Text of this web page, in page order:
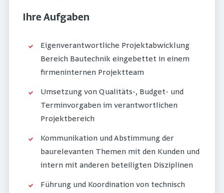
Ihre Aufgaben
Eigenverantwortliche Projektabwicklung
Bereich Bautechnik eingebettet in einem
firmeninternen Projektteam
Umsetzung von Qualitäts-, Budget- und
Terminvorgaben im verantwortlichen
Projektbereich
Kommunikation und Abstimmung der
baurelevanten Themen mit den Kunden und
intern mit anderen beteiligten Disziplinen
Führung und Koordination von technisch